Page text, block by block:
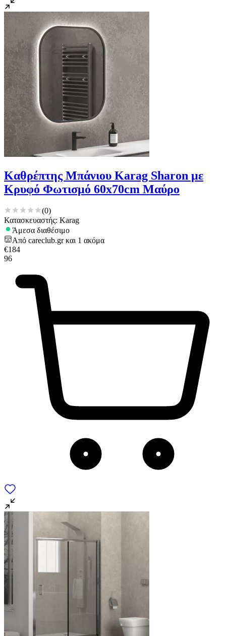
Καθρέπτης Μπάνιου Karag Sharon με
Κρυφό Φωτισμό 60x70cm Μαύρο
(0)
Κατασκευαστής: Karag
Άμεσα διαθέσιμο
Από careclub.gr και 1 ακόμα
€184
96